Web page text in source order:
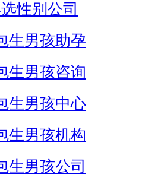
性别公司
生男孩助孕
生男孩咨询
生男孩中心
生男孩机构
生男孩公司